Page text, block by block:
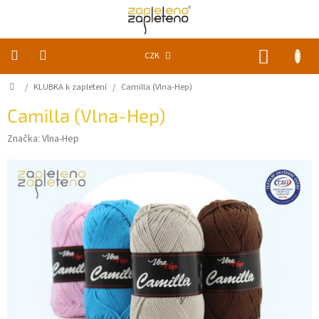
CZK
KLUBKA
zapletení
Pomůcky
Vychytávky
Časopisy,
Domů
/ KLUBKA k zapletení / Camilla (Vlna-Hep)
Camilla (Vlna-Hep)
Značka: Vlna-Hep